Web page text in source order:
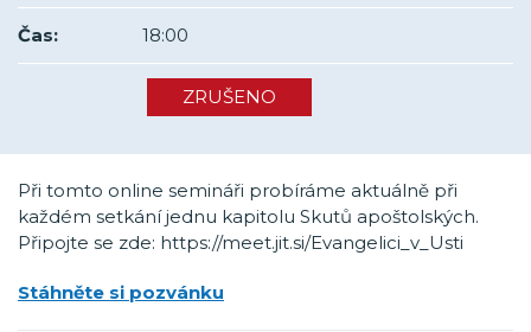
Čas: 18:00
ZRUŠENO
Při tomto online semináři probíráme aktuálně při
každém setkání jednu kapitolu Skutů apoštolských.
Připojte se zde: https://meet.jit.si/Evangelici_v_Usti
Stáhněte si pozvánku